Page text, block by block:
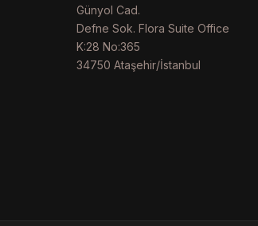
Günyol Cad.
Defne Sok. Flora Suite Office
K:28 No:365
34750 Ataşehir/İstanbul